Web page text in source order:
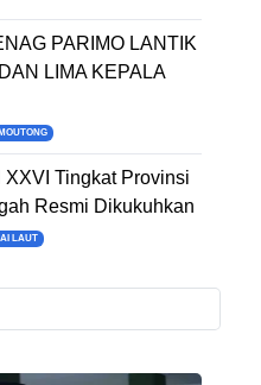
PARIMO LANTIK
LIMA KEPALA
XXVI Tingkat Provinsi
Resmi Dikukuhkan
LAUT